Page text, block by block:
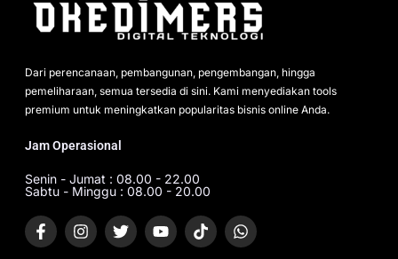
Dari perencanaan, pembangunan, pengembangan, hingga
pemeliharaan, semua tersedia di sini. Kami menyediakan tools
premium untuk meningkatkan popularitas bisnis online Anda.
Jam Operasional
Senin - Jumat : 08.00 - 22.00
Sabtu - Minggu : 08.00 - 20.00